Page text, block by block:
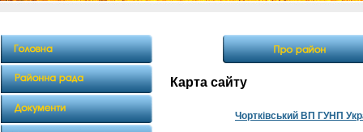
Карта сайту
Чортківський ВП ГУНП